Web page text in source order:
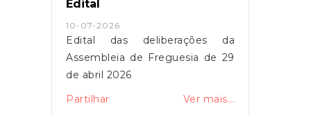
Edital
10-07-2026
Edital das deliberações da
Assembleia de Freguesia de 29
de abril 2026
Partilhar
Ver mais...